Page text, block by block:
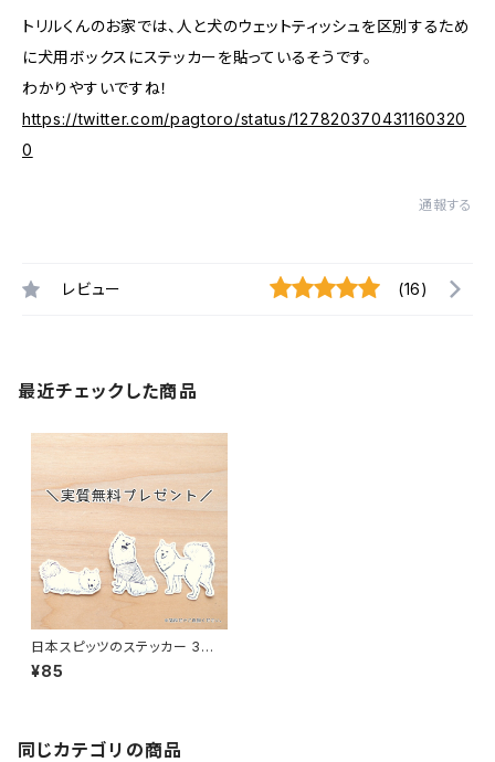
トリルくんのお家では、人と犬のウェットティッシュを区別するため
に犬用ボックスにステッカーを貼っているそうです。
わかりやすいですね！
https://twitter.com/pagtoro/status/127820370431160320
0
通報する
レビュー (16)
最近チェックした商品
日本スピッツのステッカー 3枚
セット【初回限定／実質無料】
¥85
同じカテゴリの商品